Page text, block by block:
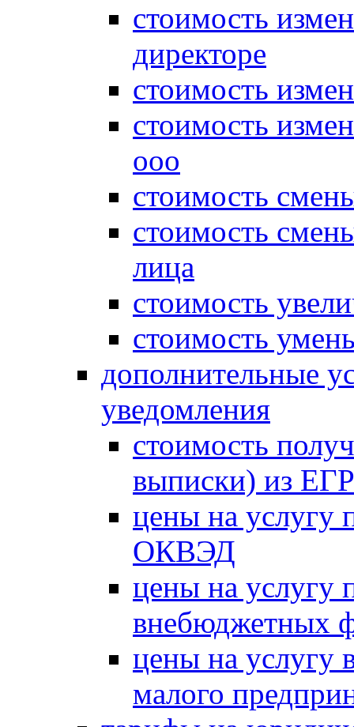
стоимость
директоре
стоимость
стоимость
ооо
стоимость
стоимость
лица
стоимость
стоимость
дополнительные
уведомления
стоимость
выписки) из
цены на услугу
ОКВЭД
цены на услугу
цены на услугу
малого